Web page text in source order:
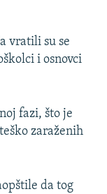
vratili su se
i osnovci
fazi, što je
zaraženih
da tog